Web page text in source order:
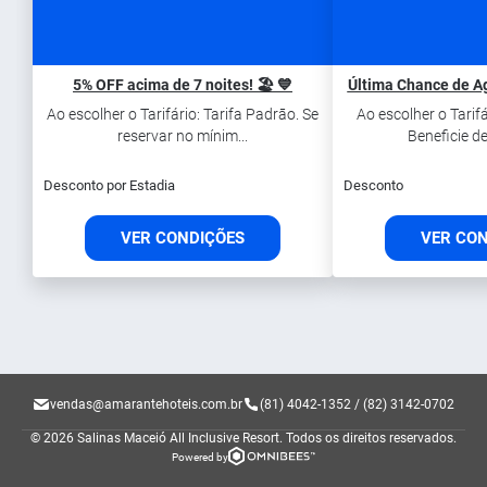
5% OFF acima de 7 noites! 🏖️ 💙
Ao escolher o Tarifário: Tarifa Padrāo. Se
reservar no mínim...
Desconto por Estadia
VER CONDIÇÕES
Última Chance de
Ao escolher o
Beneficie
Desconto
VER
vendas@amarantehoteis.com.br (81) 4042-1352 / (82) 3142-0702
© 2026 Salinas Maceió All Inclusive Resort. Todos os direitos reservados.
Powered by